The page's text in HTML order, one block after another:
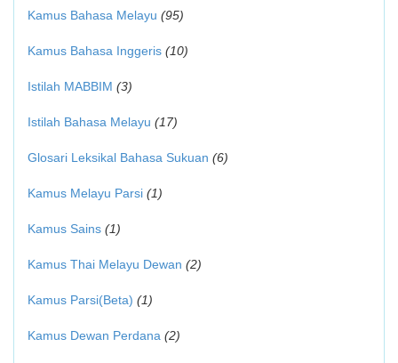
Kamus Bahasa Melayu (95)
Kamus Bahasa Inggeris (10)
Istilah MABBIM (3)
Istilah Bahasa Melayu (17)
Glosari Leksikal Bahasa Sukuan (6)
Kamus Melayu Parsi (1)
Kamus Sains (1)
Kamus Thai Melayu Dewan (2)
Kamus Parsi(Beta) (1)
Kamus Dewan Perdana (2)